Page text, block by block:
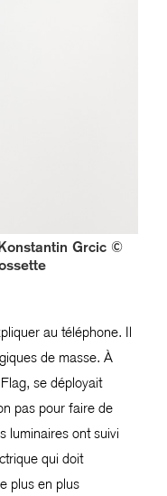
Grcic ©
au téléphone. Il
de masse. À
se déployait
pas pour faire de
luminaires ont suivi
qui doit
plus en plus